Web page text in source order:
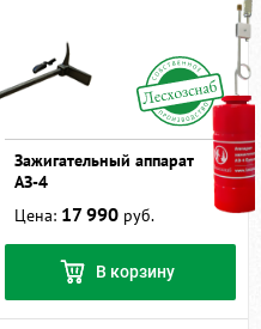
Зажигательный аппарат
АЗ-4
Цена: 17 990 руб.
В корзину